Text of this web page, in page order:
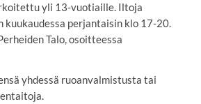
yli 13-vuotiaille. Iltoja
perjantaisin klo 17-20.
Talo, osoitteessa
yhdessä ruoanvalmistusta tai